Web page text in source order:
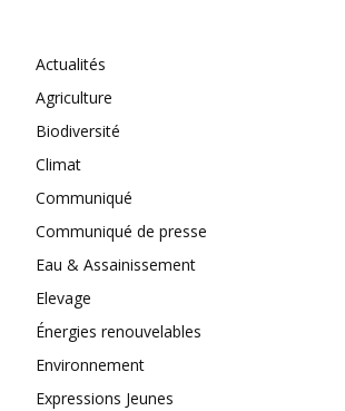
Actualités
Agriculture
Biodiversité
Climat
Communiqué
Communiqué de presse
Eau & Assainissement
Elevage
Énergies renouvelables
Environnement
Expressions Jeunes